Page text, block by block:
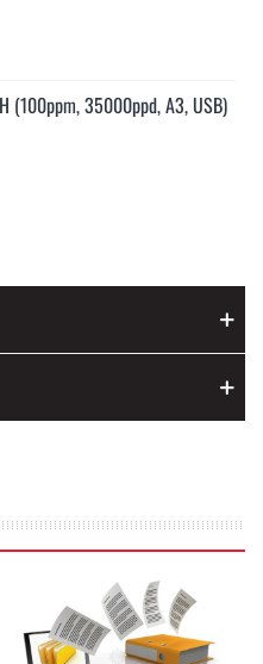
(100ppm, 35000ppd, A3, USB)